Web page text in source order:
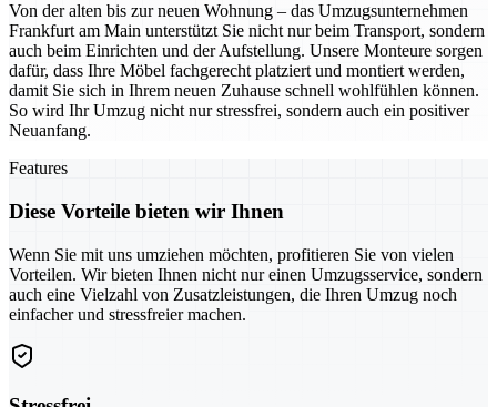
Von der alten bis zur neuen Wohnung – das Umzugsunternehmen
Frankfurt am Main unterstützt Sie nicht nur beim Transport, sondern
auch beim Einrichten und der Aufstellung. Unsere Monteure sorgen
dafür, dass Ihre Möbel fachgerecht platziert und montiert werden,
damit Sie sich in Ihrem neuen Zuhause schnell wohlfühlen können.
So wird Ihr Umzug nicht nur stressfrei, sondern auch ein positiver
Neuanfang.
Features
Diese Vorteile bieten wir Ihnen
Wenn Sie mit uns umziehen möchten, profitieren Sie von vielen
Vorteilen. Wir bieten Ihnen nicht nur einen Umzugsservice, sondern
auch eine Vielzahl von Zusatzleistungen, die Ihren Umzug noch
einfacher und stressfreier machen.